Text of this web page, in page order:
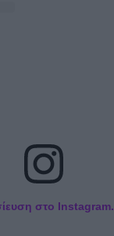
στο Instagram.